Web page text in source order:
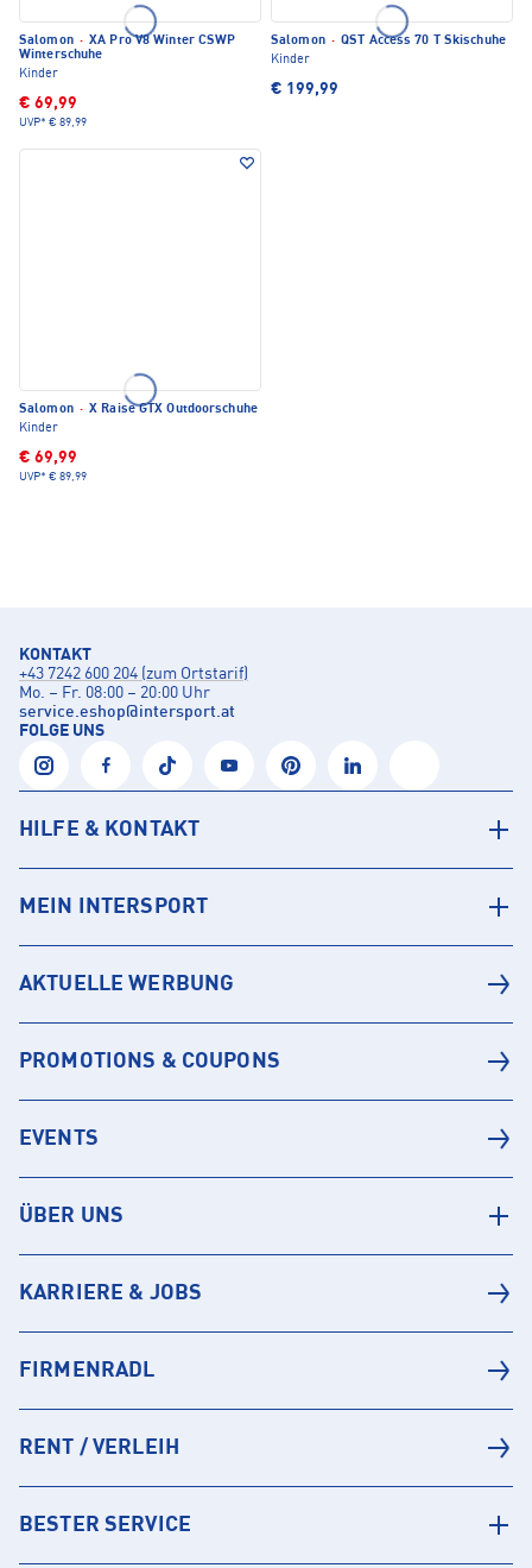
Salomon · XA Pro V8 Winter CSWP
Winterschuhe
Kinder
€ 69,99
UVP* € 89,99
Salomon · QST Access 70 T Skischuhe
Kinder
€ 199,99
Salomon · X Raise GTX Outdoorschuhe
Kinder
€ 69,99
UVP* € 89,99
KONTAKT
+43 7242 600 204 (zum Ortstarif)
Mo. – Fr. 08:00 – 20:00 Uhr
service.eshop@intersport.at
FOLGE UNS
HILFE & KONTAKT
MEIN INTERSPORT
AKTUELLE WERBUNG
PROMOTIONS & COUPONS
EVENTS
ÜBER UNS
KARRIERE & JOBS
FIRMENRADL
RENT / VERLEIH
BESTER SERVICE